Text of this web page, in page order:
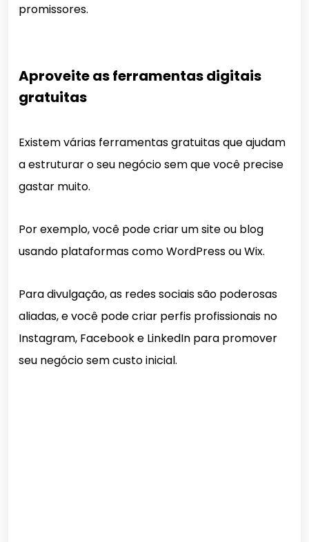
promissores.
Aproveite as ferramentas digitais
gratuitas
Existem várias ferramentas gratuitas que ajudam
a estruturar o seu negócio sem que você precise
gastar muito.
Por exemplo, você pode criar um site ou blog
usando plataformas como WordPress ou Wix.
Para divulgação, as redes sociais são poderosas
aliadas, e você pode criar perfis profissionais no
Instagram, Facebook e LinkedIn para promover
seu negócio sem custo inicial.